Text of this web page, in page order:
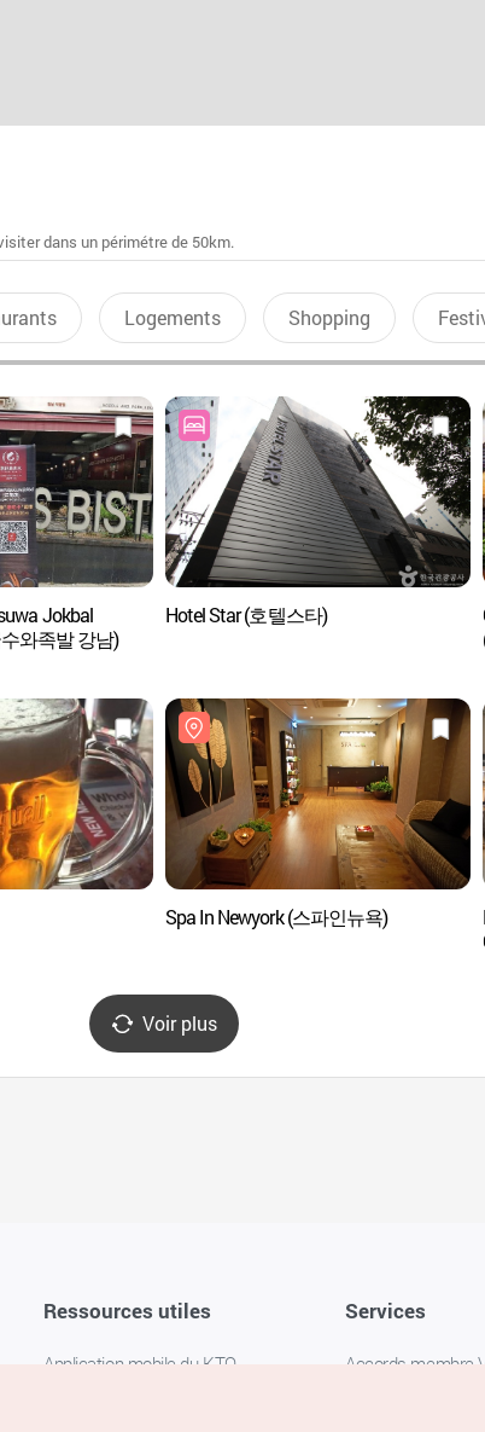
dans un périmétre de 50km.
Logements Shopping
Jokbal
와족발 강남)
Hotel Star (호텔스타)
Spa In Newyork (스파인뉴욕)
Voir plus
Ressources utiles
Application mobile du KTO
Services
Accords membre